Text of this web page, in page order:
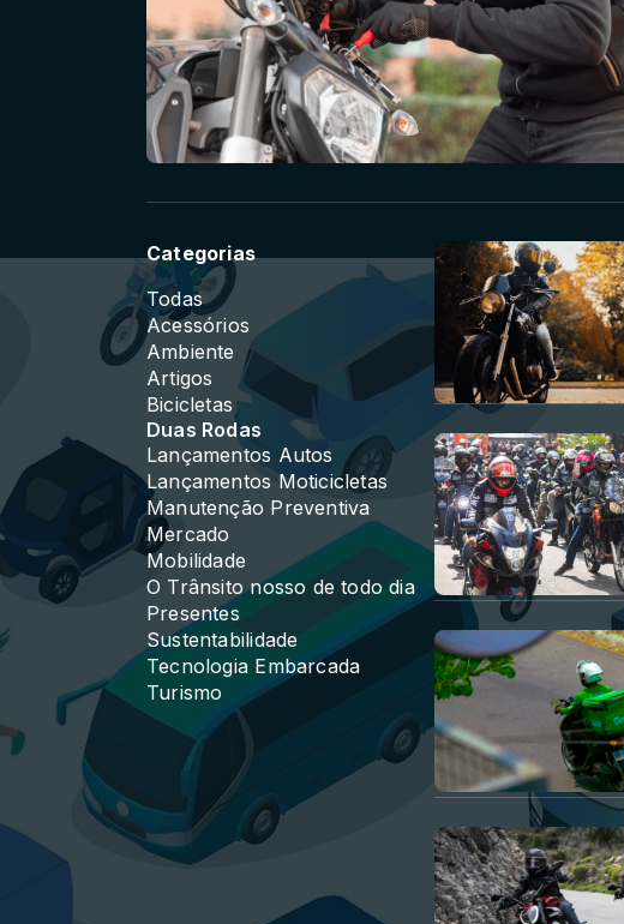
Categorias
Todas
Acessórios
Ambiente
Artigos
Bicicletas
Duas Rodas
Lançamentos Autos
Lançamentos Moticicletas
Manutenção Preventiva
Mercado
Mobilidade
O Trânsito nosso de todo dia
Presentes
Sustentabilidade
Tecnologia Embarcada
Turismo